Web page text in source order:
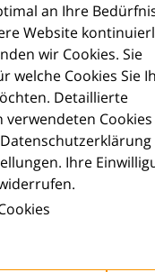
an Ihre
Website
wir Cookies. Sie
welche Cookies Sie
Detaillierte
Cookies
Ihre
Dermatology
für die
und praktischen